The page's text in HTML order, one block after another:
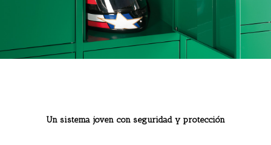
Un sistema joven con seguridad y protección